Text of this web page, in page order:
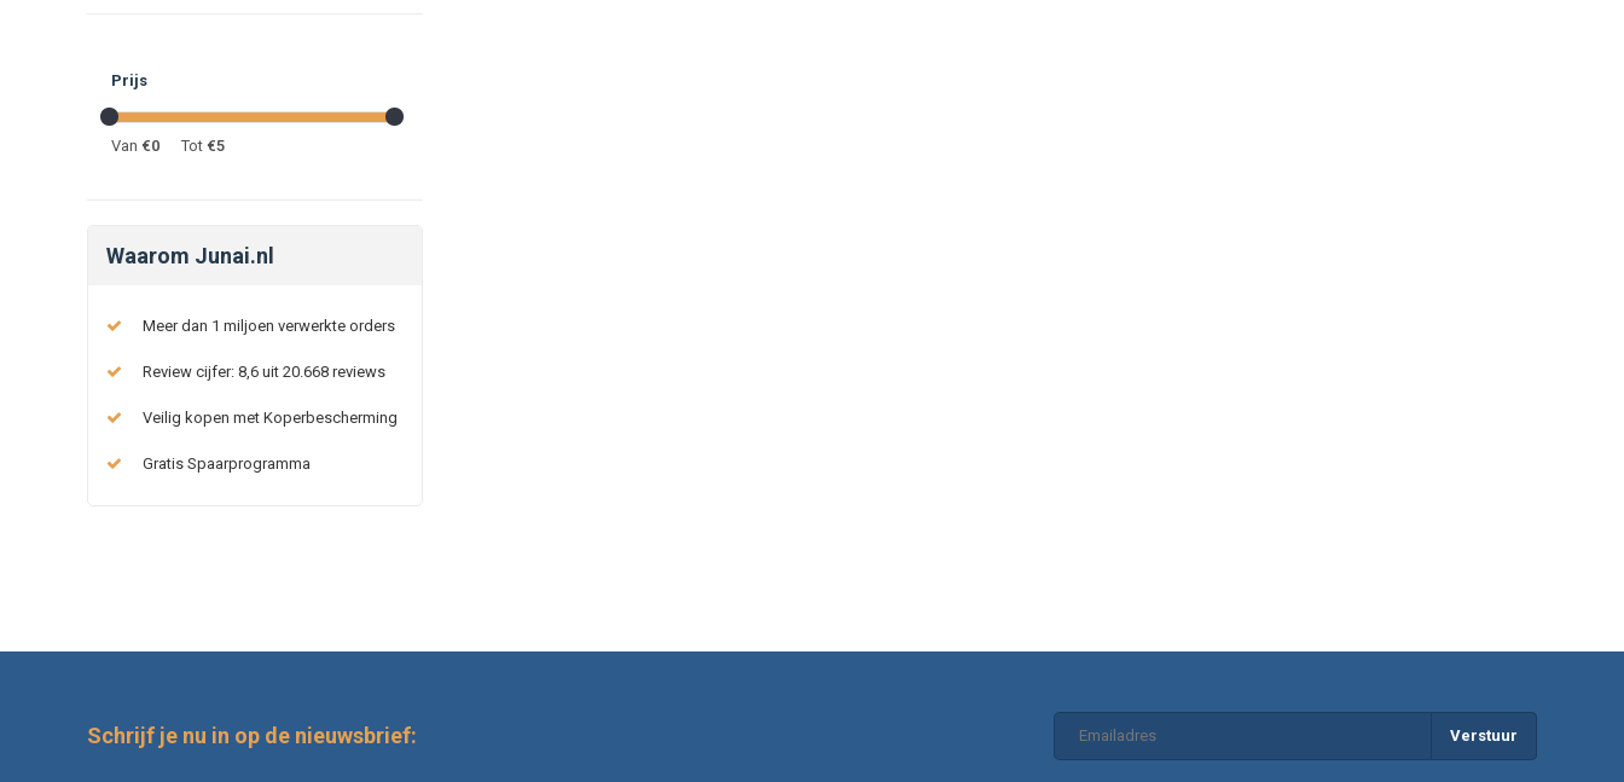
Prijs
Van €0 Tot €5
Waarom Junai.nl
Meer dan 1 miljoen verwerkte orders
Review cijfer: 8,6 uit 20.668 reviews
Veilig kopen met Koperbescherming
Gratis Spaarprogramma
Schrijf je nu in op de nieuwsbrief: Verstuur